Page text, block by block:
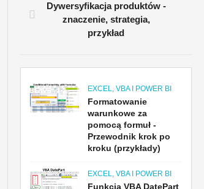
Dywersyfikacja produktów -
znaczenie, strategia,
przykład
EXCEL, VBA I POWER BI
Formatowanie
warunkowe za
pomocą formuł -
Przewodnik krok po
kroku (przykłady)
EXCEL, VBA I POWER BI
Funkcja VBA DatePart